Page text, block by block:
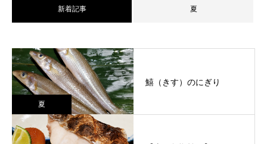
新着記事 夏
夏
鱚（きす）のにぎり